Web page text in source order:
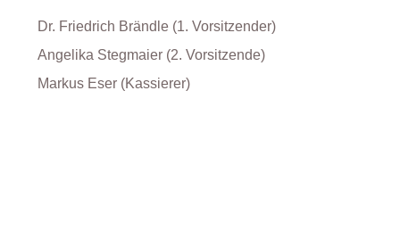
Dr. Friedrich Brändle (1. Vorsitzender)
Angelika Stegmaier (2. Vorsitzende)
Markus Eser (Kassierer)